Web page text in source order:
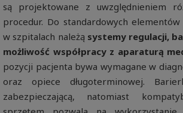
są projektowane z uwzględnieniem
procedur. Do standardowych elementów
w szpitalach należą systemy regulacji,
możliwość współpracy z aparaturą
pozycji pacjenta bywa wymagane w
oraz opiece długoterminowej.
zabezpieczającą, natomiast